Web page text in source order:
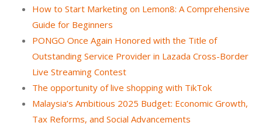
How to Start Marketing on Lemon8: A Comprehensive
Guide for Beginners
PONGO Once Again Honored with the Title of
Outstanding Service Provider in Lazada Cross-Border
Live Streaming Contest
The opportunity of live shopping with TikTok
Malaysia’s Ambitious 2025 Budget: Economic Growth,
Tax Reforms, and Social Advancements